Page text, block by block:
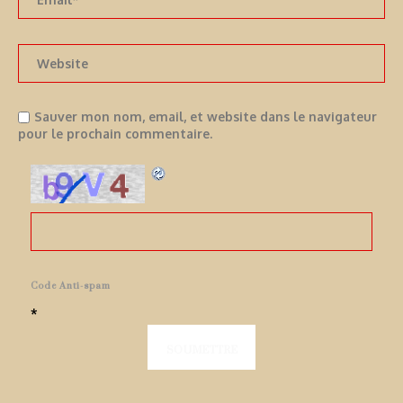
Sauver mon nom, email, et website dans le navigateur
pour le prochain commentaire.
Code Anti-spam
*